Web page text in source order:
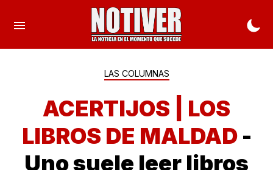
LAS COLUMNAS
ACERTIJOS | LOS
LIBROS DE MALDAD -
Uno suele leer libros